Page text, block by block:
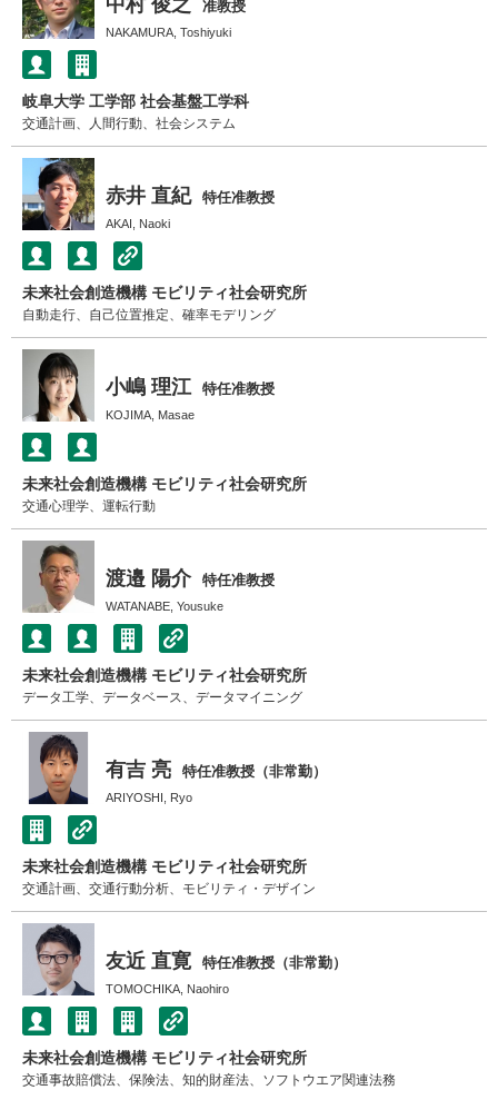
中村 俊之 准教授
NAKAMURA, Toshiyuki
岐阜大学 工学部 社会基盤工学科
交通計画、人間行動、社会システム
赤井 直紀 特任准教授
AKAI, Naoki
未来社会創造機構 モビリティ社会研究所
自動走行、自己位置推定、確率モデリング
小嶋 理江 特任准教授
KOJIMA, Masae
未来社会創造機構 モビリティ社会研究所
交通心理学、運転行動
渡邉 陽介 特任准教授
WATANABE, Yousuke
未来社会創造機構 モビリティ社会研究所
データ工学、データベース、データマイニング
有吉 亮 特任准教授（非常勤）
ARIYOSHI, Ryo
未来社会創造機構 モビリティ社会研究所
交通計画、交通行動分析、モビリティ・デザイン
友近 直寛 特任准教授（非常勤）
TOMOCHIKA, Naohiro
未来社会創造機構 モビリティ社会研究所
交通事故賠償法、保険法、知的財産法、ソフトウエア関連法務